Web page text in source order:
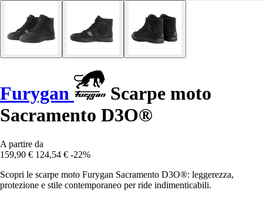
Furygan
Scarpe moto
Sacramento D3O®
A partire da
159,90 € 124,54 € -22%
Scopri le scarpe moto Furygan Sacramento D3O®: leggerezza,
protezione e stile contemporaneo per ride indimenticabili.